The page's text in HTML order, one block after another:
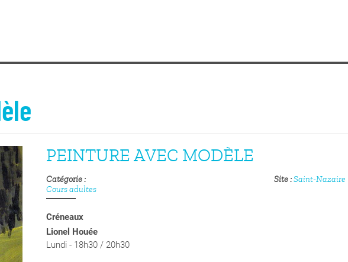
PEINTURE AVEC MODÈLE
Catégorie
Cours adultes
Site Saint-Nazaire
Créneaux
Lionel Houée
Lundi - 18h30 / 20h30